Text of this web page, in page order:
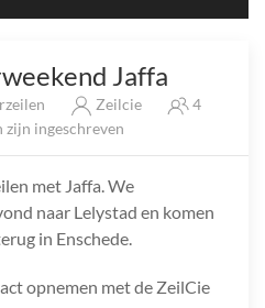
Jaffa
Zeilcie
4
zijn ingeschreven
met Jaffa. We
naar Lelystad en komen
in Enschede.
opnemen met de ZeilCie